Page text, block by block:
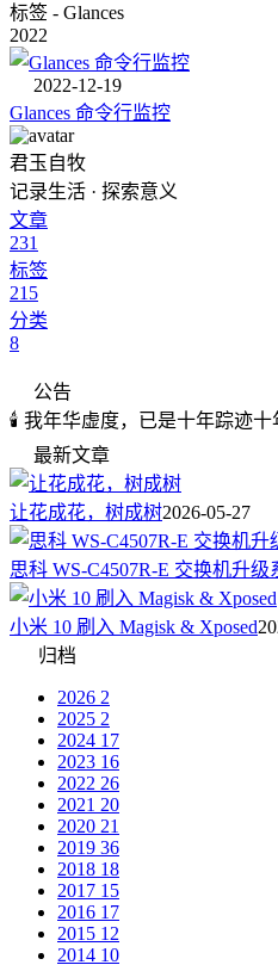
标签 - Glances
2022
2022-12-19
Glances 命令行监控
君玉自牧
记录生活 · 探索意义
文章
231
标签
215
分类
8
公告
🕯️ 我年华虚度，已是十年踪迹十
最新文章
让花成花，树成树2026-05-27
思科 WS-C4507R-E 交换机升
小米 10 刷入 Magisk & Xposed
归档
2026 2
2025 2
2024 17
2023 16
2022 26
2021 20
2020 21
2019 36
2018 18
2017 15
2016 17
2015 12
2014 10